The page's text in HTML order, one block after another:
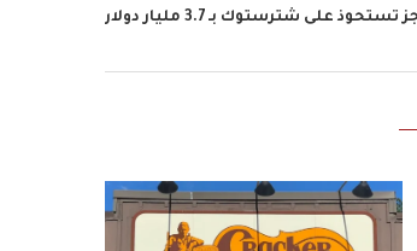
على شترستوك بـ 3.7 مليار دولار